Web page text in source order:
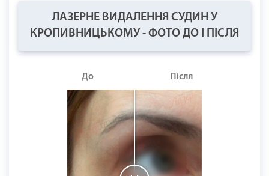
ЛАЗЕРНЕ ВИДАЛЕННЯ СУДИН У
КРОПИВНИЦЬКОМУ - ФОТО ДО І ПІСЛЯ
До Після